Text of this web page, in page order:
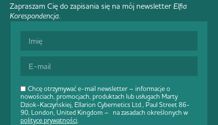
Chcę otrzymywać e-mail newsletter – informacje o
nowościach, promocjach, produktach lub usługach Marty
Dziok-Kaczyńskiej, Ellarion Cybernetics Ltd., Paul Street 86-
90, London, United Kingdom – na zasadach określonych w
polityce prywatności.
Zapraszam Cię do zapisania się na mój newsletter Elfia
Korespondencja.